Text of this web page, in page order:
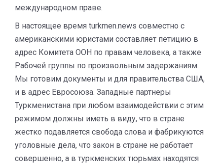
международном праве.
В настоящее время turkmen.news совместно с
американскими юристами составляет петицию в
адрес Комитета ООН по правам человека, а также
Рабочей группы по произвольным задержаниям.
Мы готовим документы и для правительства США,
и в адрес Евросоюза. Западные партнеры
Туркменистана при любом взаимодействии с этим
режимом должны иметь в виду, что в стране
жестко подавляется свобода слова и фабрикуются
уголовные дела, что закон в стране не работает
совершенно, а в туркменских тюрьмах находятся